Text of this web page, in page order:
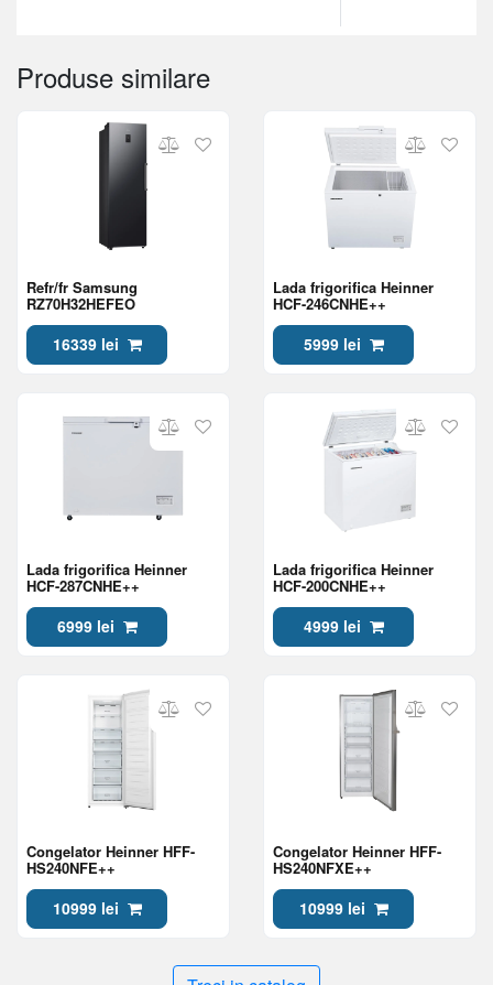
Produse similare
Refr/fr Samsung
RZ70H32HEFEO
16339 lei
Lada frigorifica Heinner
HCF-246CNHE++
5999 lei
Lada frigorifica Heinner
HCF-287CNHE++
6999 lei
Lada frigorifica Heinner
HCF-200CNHE++
4999 lei
Congelator Heinner HFF-
HS240NFE++
10999 lei
Congelator Heinner HFF-
HS240NFXE++
10999 lei